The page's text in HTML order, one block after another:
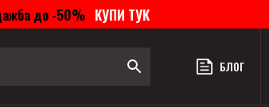
до -50% КУПИ ТУК
БЛОГ